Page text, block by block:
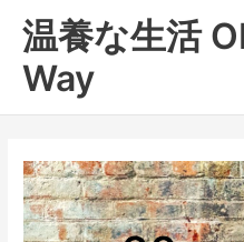
温養な生活
Way